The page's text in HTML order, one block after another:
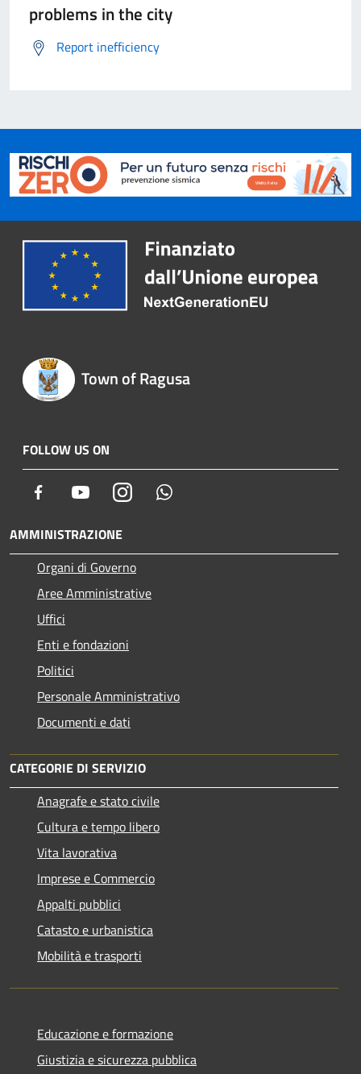
problems in the city
Report inefficiency
Town of Ragusa
FOLLOW US ON
Facebook YoutubeInstagram
AMMINISTRAZIONE
Organi di Governo
Aree Amministrative
Uffici
Enti e fondazioni
Politici
Personale Amministrativo
Documenti e dati
CATEGORIE DI SERVIZIO
Anagrafe e stato civile
Cultura e tempo libero
Vita lavorativa
Imprese e Commercio
Appalti pubblici
Catasto e urbanistica
Mobilità e trasporti
Educazione e formazione
Giustizia e sicurezza pubblica